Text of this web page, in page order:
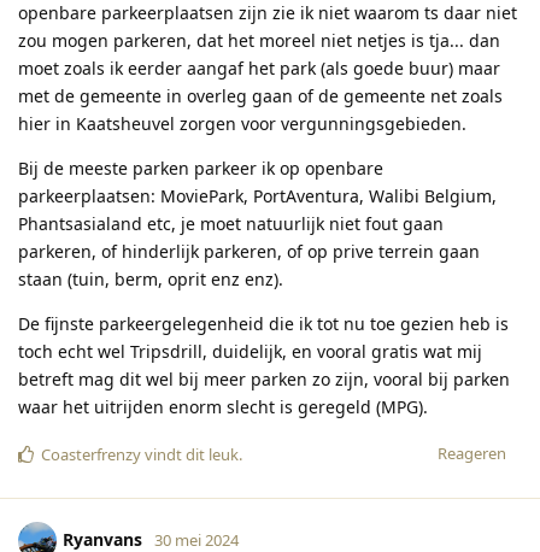
openbare parkeerplaatsen zijn zie ik niet waarom ts daar niet
zou mogen parkeren, dat het moreel niet netjes is tja... dan
moet zoals ik eerder aangaf het park (als goede buur) maar
met de gemeente in overleg gaan of de gemeente net zoals
hier in Kaatsheuvel zorgen voor vergunningsgebieden.
Bij de meeste parken parkeer ik op openbare
parkeerplaatsen: MoviePark, PortAventura, Walibi Belgium,
Phantsasialand etc, je moet natuurlijk niet fout gaan
parkeren, of hinderlijk parkeren, of op prive terrein gaan
staan (tuin, berm, oprit enz enz).
De fijnste parkeergelegenheid die ik tot nu toe gezien heb is
toch echt wel Tripsdrill, duidelijk, en vooral gratis wat mij
betreft mag dit wel bij meer parken zo zijn, vooral bij parken
waar het uitrijden enorm slecht is geregeld (MPG).
Reageren
Coasterfrenzyvindt dit leuk.
Ryanvans 30 mei 2024